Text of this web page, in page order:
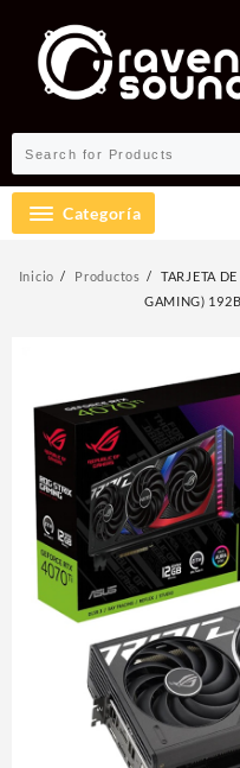
contenido
Categoría
Inicio Productos
TARJETA
GAMING)